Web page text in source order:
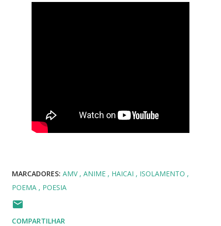
MARCADORES: AMV ANIME HAICAI
ISOLAMENTO
POEMA
POESIA
COMPARTILHAR